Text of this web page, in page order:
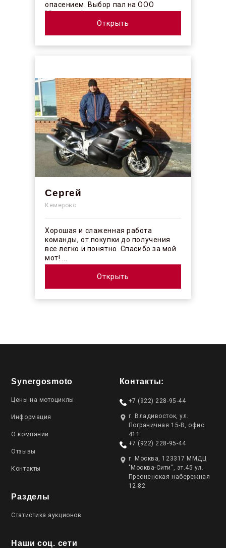
опасением. Выбор пал на ООО
"Синергос" после изучения отзывов в
Открыть
Сергей
Кемерово
Хорошая и слаженная работа
команды, от покупки до получения
все легко и понятно. Спасибо за мой
мот! ...
Открыть
Synergosmoto
Цены на мотоциклы
Информация
О компании
Отзывы
Контакты
Разделы
Статистика аукционов
Наши соц. сети
Контакты:
+7 (922) 228-95-44
г. Владивосток, ул.
Пограничная 15-В, офис
411
+7 (922) 228-95-44
г. Москва, 123317 ММДЦ
"Москва-Сити", эт.45 ул.
Пресненская набережная
12-82